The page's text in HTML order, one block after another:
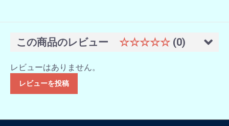
この商品のレビュー ☆☆☆☆☆ (0)
レビューはありません。
レビューを投稿